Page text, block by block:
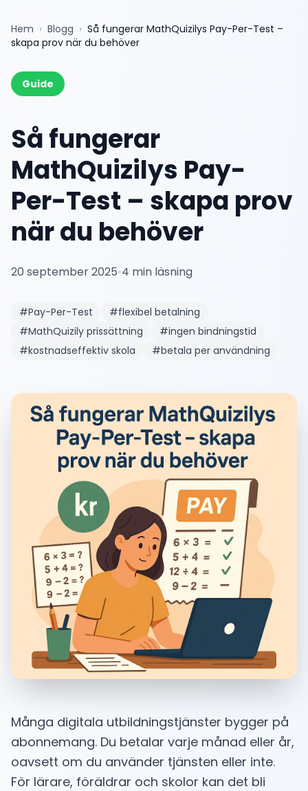
Hem › Blogg › Så fungerar MathQuizilys Pay-Per-Test –
skapa prov när du behöver
Guide
Så fungerar
MathQuizilys Pay-
Per-Test – skapa prov
när du behöver
20 september 2025•4 min läsning
#Pay-Per-Test #flexibel betalning
#MathQuizily prissättning #ingen bindningstid
#kostnadseffektiv skola #betala per användning
Många digitala utbildningstjänster bygger på
abonnemang. Du betalar varje månad eller år,
oavsett om du använder tjänsten eller inte.
För lärare, föräldrar och skolor kan det bli